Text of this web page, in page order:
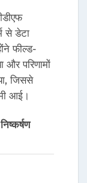
से डेटा
फील्ड-
परिणामों
जिससे
आई।